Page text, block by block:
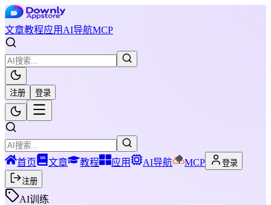
文章教程应用 AI导航MCP
注册 登录
首页 文章 教程 应用 AI导航 MCP
登录
注册
AI训练